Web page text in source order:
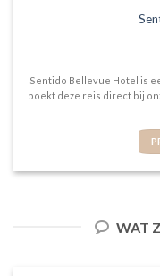
Sentido Bellevue Hotel is
boekt deze reis direct bij
WAT